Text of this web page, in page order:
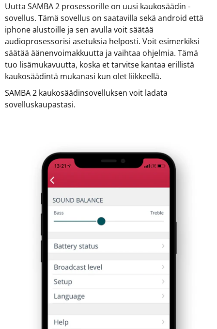
Uutta SAMBA 2 prosessorille on uusi kaukosäädin -
sovellus. Tämä sovellus on saatavilla sekä android että
iphone alustoille ja sen avulla voit säätää
audioprosessorisi asetuksia helposti. Voit esimerkiksi
säätää äänenvoimakkuutta ja vaihtaa ohjelmia. Tämä
tuo lisämukavuutta, koska et tarvitse kantaa erillistä
kaukosäädintä mukanasi kun olet liikkeellä.
SAMBA 2 kaukosäädinsovelluksen voit ladata
sovelluskaupastasi.